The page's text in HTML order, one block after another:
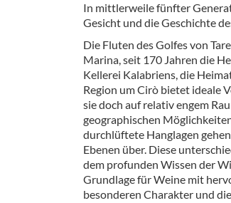
Kontakt Neuigkeiten
Termine
Fassbier + Zubehör
Ausschankwagen
Gläser
In mittlerweile fünfter
Gesicht und die Geschichte
Die Fluten des Golfes von
Marina, seit 170 Jahren die
Kellerei Kalabriens, die
Region um Cirò bietet ideale
sie doch auf relativ engem
geographischen
durchlüftete Hanglagen
Ebenen über. Diese
dem profunden Wissen der
Grundlage für Weine mit
besonderen Charakter und